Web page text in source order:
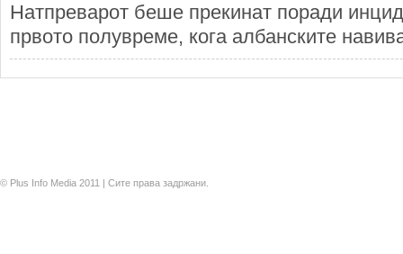
Натпреварот беше прекинат поради
првото полувреме, кога албанските
© Plus Info Media 2011 | Сите права задржани.